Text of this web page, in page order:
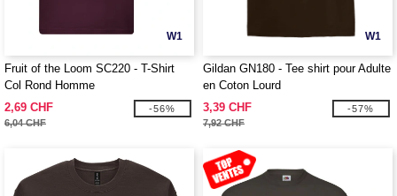
W1
Fruit of the Loom SC220 - T-Shirt
Col Rond Homme
2,69 CHF
6,04 CHF
-56%
W1
Gildan GN180 - Tee shirt pour Adulte
en Coton Lourd
3,39 CHF
7,92 CHF
-57%